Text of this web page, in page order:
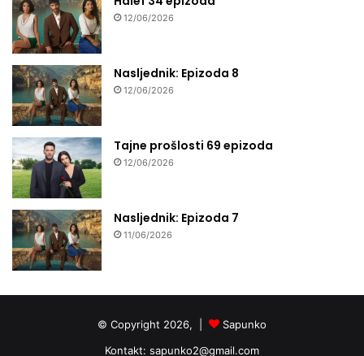
12/06/2026
Nasljednik: Epizoda 8
12/06/2026
Tajne prošlosti 69 epizoda
12/06/2026
Nasljednik: Epizoda 7
11/06/2026
© Copyright 2026, |
Sapunko
Kontakt: sapunko2@gmail.com